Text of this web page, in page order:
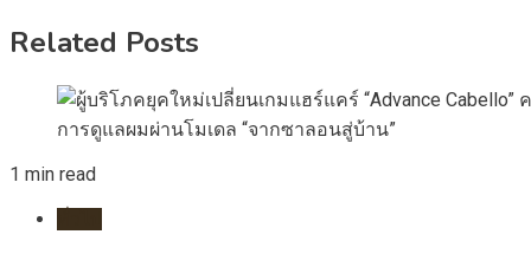
Related Posts
1 min read